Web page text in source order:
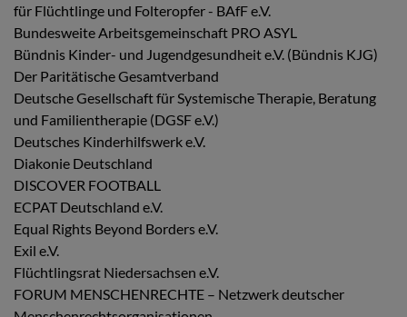
für Flüchtlinge und Folteropfer - BAfF e.V.
Bundesweite Arbeitsgemeinschaft PRO ASYL
Bündnis Kinder- und Jugendgesundheit e.V. (Bündnis KJG)
Der Paritätische Gesamtverband
Deutsche Gesellschaft für Systemische Therapie, Beratung
und Familientherapie (DGSF e.V.)
Deutsches Kinderhilfswerk e.V.
Diakonie Deutschland
DISCOVER FOOTBALL
ECPAT Deutschland e.V.
Equal Rights Beyond Borders e.V.
Exil e.V.
Flüchtlingsrat Niedersachsen e.V.
FORUM MENSCHENRECHTE – Netzwerk deutscher